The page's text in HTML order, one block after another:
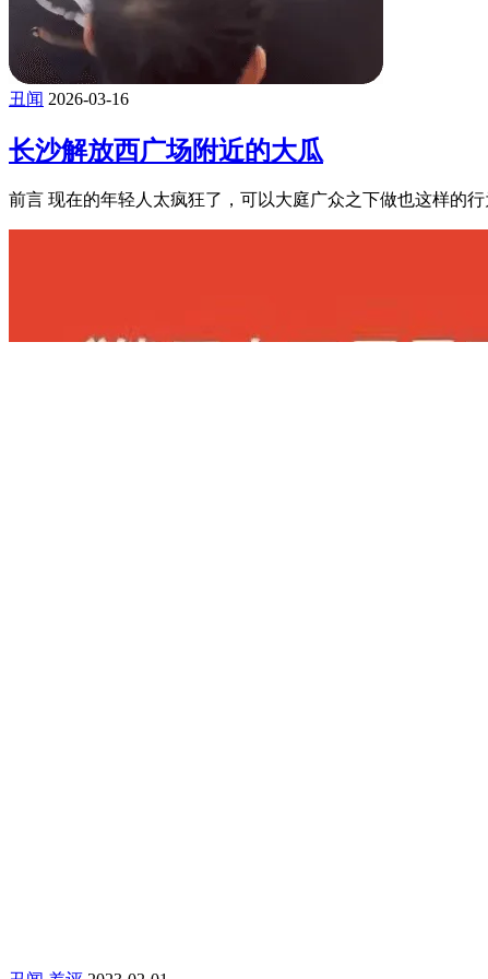
丑闻 2026-04-27
深圳公安承认对当事人进行过裸检？